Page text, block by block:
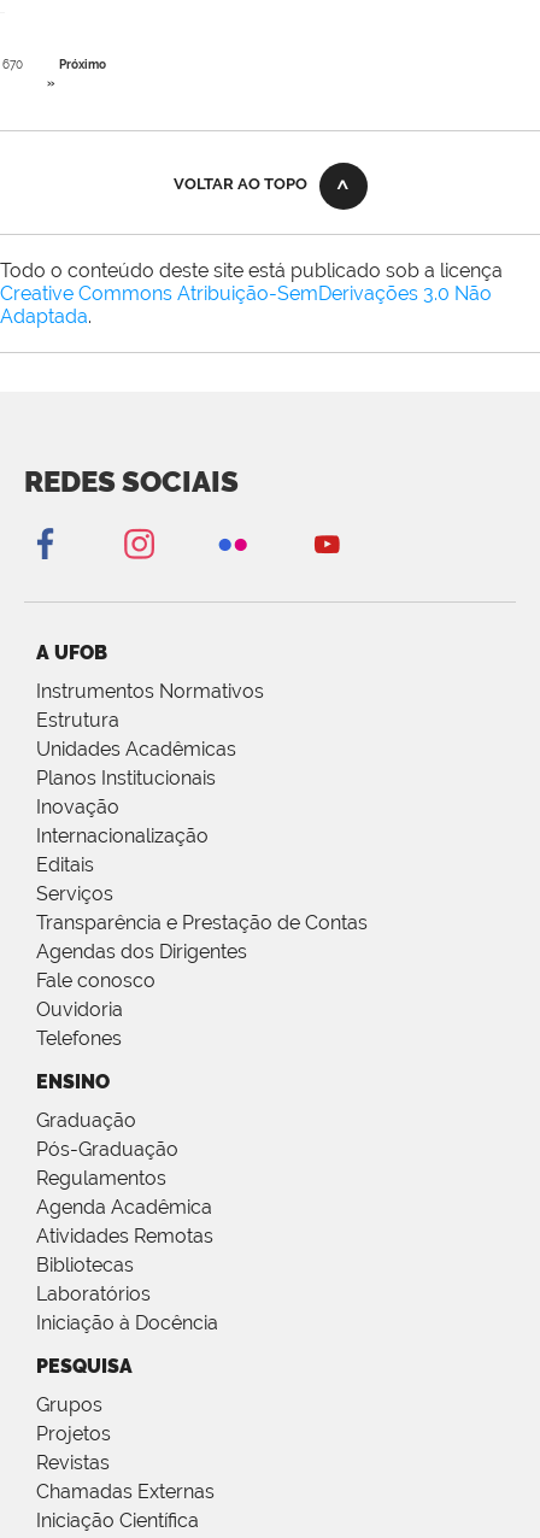
670
Próximo
»
VOLTAR AO TOPO
Todo o conteúdo deste site está publicado sob a licença
Creative Commons Atribuição-SemDerivações 3.0 Não
Adaptada.
REDES SOCIAIS
A UFOB
Instrumentos Normativos
Estrutura
Unidades Acadêmicas
Planos Institucionais
Inovação
Internacionalização
Editais
Serviços
Transparência e Prestação de Contas
Agendas dos Dirigentes
Fale conosco
Ouvidoria
Telefones
ENSINO
Graduação
Pós-Graduação
Regulamentos
Agenda Acadêmica
Atividades Remotas
Bibliotecas
Laboratórios
Iniciação à Docência
PESQUISA
Grupos
Projetos
Revistas
Chamadas Externas
Iniciação Científica